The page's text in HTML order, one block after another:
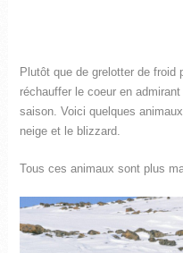
Plutôt que de grelotter de froid
réchauffer le coeur en
saison. Voici quelques
neige et le blizzard.
Tous ces animaux sont plus